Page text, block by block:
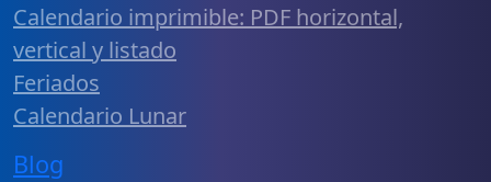
Calendario imprimible: PDF horizontal,
vertical y listado
Feriados
Calendario Lunar
Blog